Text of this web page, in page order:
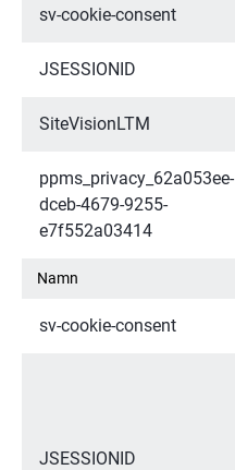
sv-cookie-consent
JSESSIONID
SiteVisionLTM
ppms_privacy_62a053ee-
dceb-4679-9255-
e7f552a03414
Namn
sv-cookie-consent
JSESSIONID